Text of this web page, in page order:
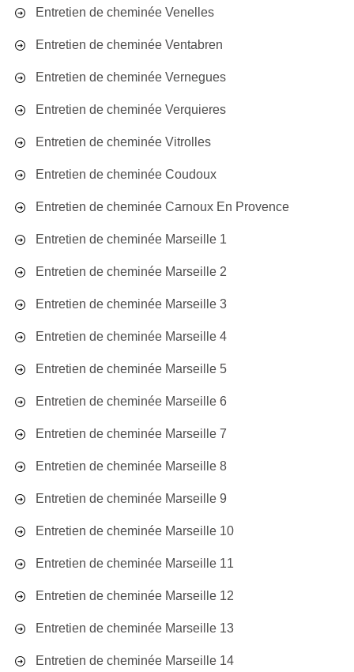
Entretien de cheminée Venelles
Entretien de cheminée Ventabren
Entretien de cheminée Vernegues
Entretien de cheminée Verquieres
Entretien de cheminée Vitrolles
Entretien de cheminée Coudoux
Entretien de cheminée Carnoux En Provence
Entretien de cheminée Marseille 1
Entretien de cheminée Marseille 2
Entretien de cheminée Marseille 3
Entretien de cheminée Marseille 4
Entretien de cheminée Marseille 5
Entretien de cheminée Marseille 6
Entretien de cheminée Marseille 7
Entretien de cheminée Marseille 8
Entretien de cheminée Marseille 9
Entretien de cheminée Marseille 10
Entretien de cheminée Marseille 11
Entretien de cheminée Marseille 12
Entretien de cheminée Marseille 13
Entretien de cheminée Marseille 14